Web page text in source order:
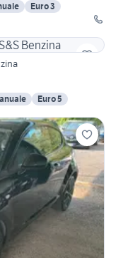
Euro 3
Euro 5